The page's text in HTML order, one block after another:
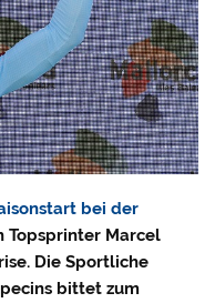
bei der
Topsprinter Marcel
Die Sportliche
bittet zum